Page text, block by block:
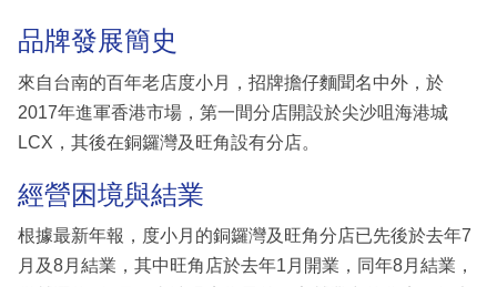
品牌發展簡史
來自台南的百年老店度小月，招牌擔仔麵聞名中外，於
2017年進軍香港市場，第一間分店開設於尖沙咀海港城
LCX，其後在銅鑼灣及旺角設有分店。
經營困境與結業
根據最新年報，度小月的銅鑼灣及旺角分店已先後於去年7
月及8月結業，其中旺角店於去年1月開業，同年8月結業，